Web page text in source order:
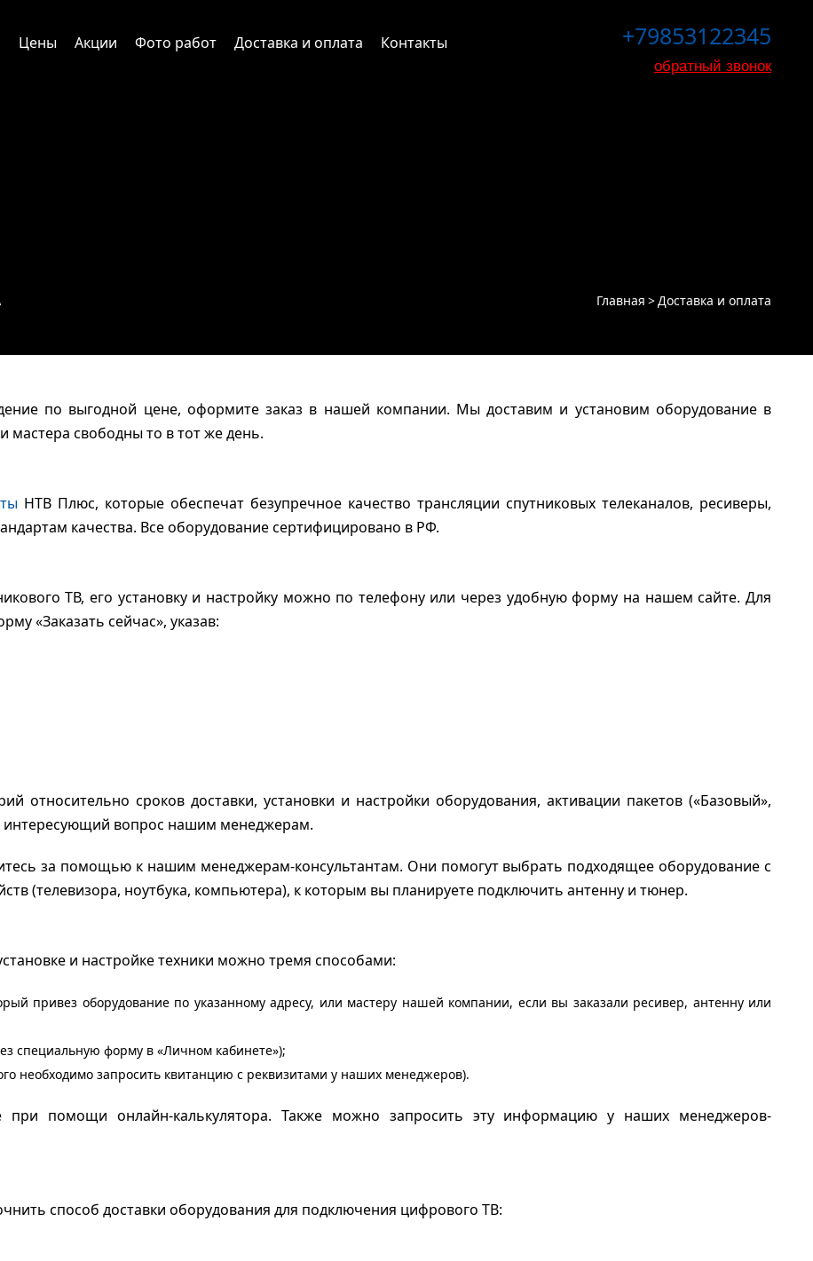
Цены Акции Фото работ Доставка и оплата Контакты +79853122345
обратный звонок
Главная Доставка и оплата
по выгодной цене, оформите заказ в нашей компании. Мы доставим и установим оборудование в
мастера свободны то в тот же день.
НТВ Плюс, которые обеспечат безупречное качество трансляции спутниковых телеканалов, ресиверы,
качества. Все оборудование сертифицировано в РФ.
ТВ, его установку и настройку можно по телефону или через удобную форму на нашем сайте. Для
«Заказать сейчас», указав:
относительно сроков доставки, установки и настройки оборудования, активации пакетов («Базовый»,
интересующий вопрос нашим менеджерам.
за помощью к нашим менеджерам-консультантам. Они помогут выбрать подходящее оборудование с
(телевизора, ноутбука, компьютера), к которым вы планируете подключить антенну и тюнер.
и настройке техники можно тремя способами:
привез оборудование по указанному адресу, или мастеру нашей компании, если вы заказали ресивер, антенну или
специальную форму в «Личном кабинете»);
необходимо запросить квитанцию с реквизитами у наших менеджеров).
при помощи онлайн-калькулятора. Также можно запросить эту информацию у наших менеджеров-
способ доставки оборудования для подключения цифрового ТВ: